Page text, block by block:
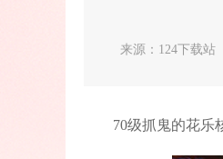
来源：124下载站
70级抓鬼的花乐